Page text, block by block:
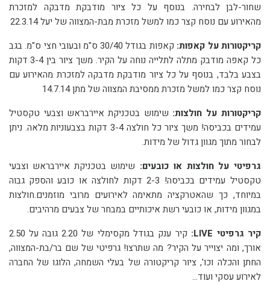
שחור-לבן לבחירה. בנוסף על כל ציור מודבקת מדבקה למזכרת
מהאירוע עם נוסח קצר כמו למשל מזכרת מבת-המצווה של יעל 22.3.14
קריקטורות על קאפות:
קאפות בגודל 30/40 ס"מ ובעובי חצי ס"מ. בגב
כל קאפה מודבק מתלה לתלייה נוחה על הקיר. משך ציור בין 3-4 דקות
בצבע בלבד, בנוסף על כל ציור מודבקת מדבקה למזכרת מהאירוע עם
נוסח קצר כמו למשל מזכרת ממסיבת המצווה של מתן 14.7.14
קריקטורות על חולצות:
שימוש בטכניקת איירבראש וצבעי טקסטיל
עמידים בכביסה! משך ציור כל חולצה 3-4 דקות בצבעוניות מלאה. ניתן
לבחור מתוך מגוון גדול של מידות.
גרפיטי על חולצות או כובעים:
שימוש בטכניקת איירבראש וצבעי
טקסטיל עמידים בכביסה! 2-3 דקות לחולצה או כובע והספק גבוה
במיוחד, כך שהאטרקציה מתאימה לאירועים מרובי מוזמנים.חולצות
במגוון מידות, או כובעי רשת איכותיים במבחר של צבעים מרהיבים.
קיר גרפיטי LIVE:
קיר ענק בגודל מקסימלי של 2.20 גובה על 2.50
אורך, ומה יצוייר על הקיר? מה שתרצו! גרפיטי של שם בר/בת-המצווה,
החתן והכלה וכו', ציור קריקטורה של בעלי השמחה, הלוגו של החברה
לאירוע עסקי ועוד...